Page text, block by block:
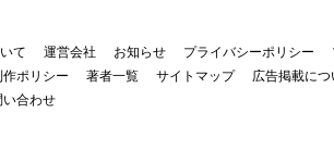
て 運営会社 お知らせ プライバシーポリシー
ポリシー
著者一覧 サイトマップ 広告掲載につ
い合わせ